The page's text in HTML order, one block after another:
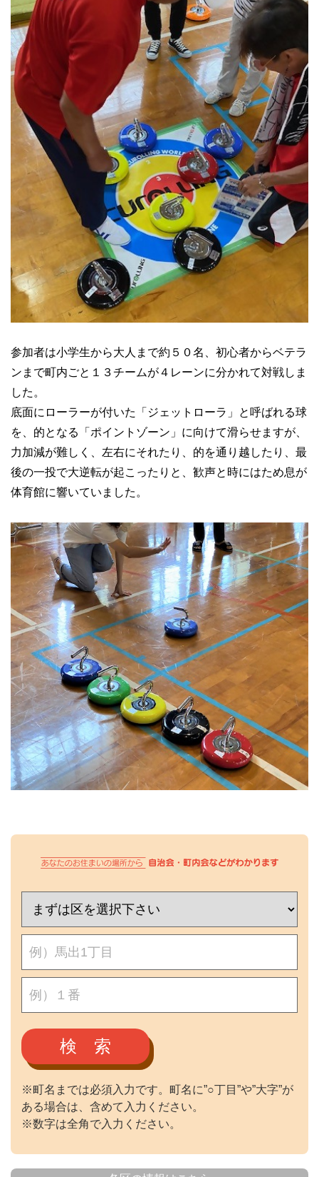
参加者は小学生から大人まで約５０名、初心者からベテラ
ンまで町内ごと１３チームが４レーンに分かれて対戦しま
した。
底面にローラーが付いた「ジェットローラ」と呼ばれる球
を、的となる「ポイントゾーン」に向けて滑らせますが、
力加減が難しく、左右にそれたり、的を通り越したり、最
後の一投で大逆転が起こったりと、歓声と時にはため息が
体育館に響いていました。
検 索
※町名までは必須入力です。町名に”○丁目”や”大字”が
ある場合は、含めて入力ください。
※数字は全角で入力ください。